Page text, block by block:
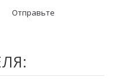
Отправьте